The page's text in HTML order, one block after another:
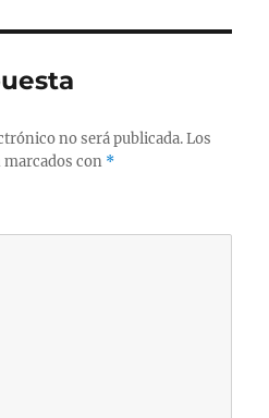
no será publicada. Los
con *